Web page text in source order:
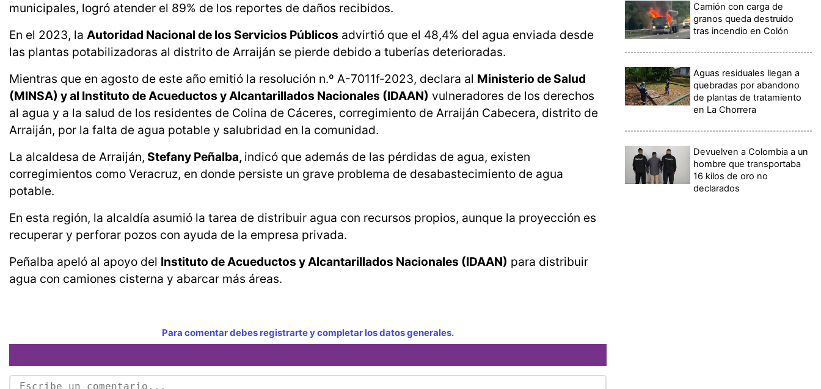
municipales, logró atender el 89% de los reportes de daños recibidos.
En el 2023, la Autoridad Nacional de los Servicios Públicos advirtió que el 48,4% del agua enviada desde
las plantas potabilizadoras al distrito de Arraiján se pierde debido a tuberías deterioradas.
Mientras que en agosto de este año emitió la resolución n.º A-7011f-2023, declara al Ministerio de Salud
(MINSA) y al Instituto de Acueductos y Alcantarillados Nacionales (IDAAN) vulneradores de los derechos
al agua y a la salud de los residentes de Colina de Cáceres, corregimiento de Arraiján Cabecera, distrito de
Arraiján, por la falta de agua potable y salubridad en la comunidad.
La alcaldesa de Arraiján, Stefany Peñalba, indicó que además de las pérdidas de agua, existen
corregimientos como Veracruz, en donde persiste un grave problema de desabastecimiento de agua
potable.
En esta región, la alcaldía asumió la tarea de distribuir agua con recursos propios, aunque la proyección es
recuperar y perforar pozos con ayuda de la empresa privada.
Peñalba apeló al apoyo del Instituto de Acueductos y Alcantarillados Nacionales (IDAAN) para distribuir
agua con camiones cisterna y abarcar más áreas.
Para comentar debes registrarte y completar los datos generales.
Camión con carga de
granos queda destruido
tras incendio en Colón
Aguas residuales llegan a
quebradas por abandono
de plantas de tratamiento
en La Chorrera
Devuelven a Colombia a un
hombre que transportaba
16 kilos de oro no
declarados